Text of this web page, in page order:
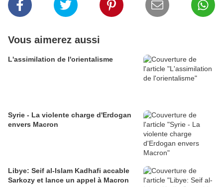
Vous aimerez aussi
L'assimilation de l'orientalisme
Syrie - La violente charge d'Erdogan
envers Macron
Libye: Seif al-Islam Kadhafi accable
Sarkozy et lance un appel à Macron